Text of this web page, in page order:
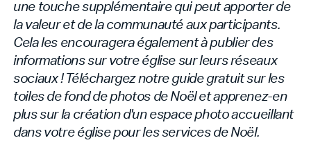
une touche supplémentaire qui peut apporter de
la valeur et de la communauté aux participants.
Cela les encouragera également à publier des
informations sur votre église sur leurs réseaux
sociaux ! Téléchargez notre guide gratuit sur les
toiles de fond de photos de Noël et apprenez-en
plus sur la création d'un espace photo accueillant
dans votre église pour les services de Noël.